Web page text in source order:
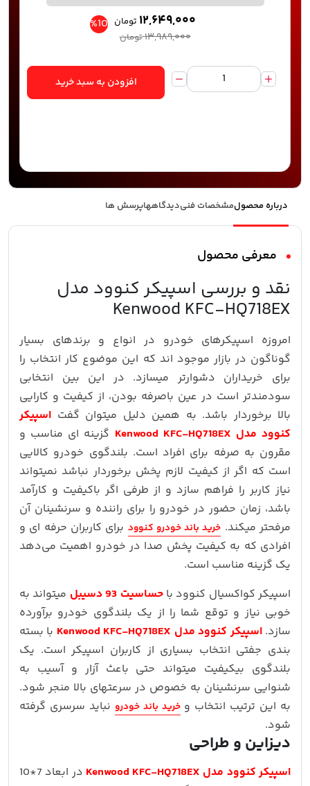
۱۲,۶۴۹,۰۰۰ تومان
۱۳,۹۸۹,۰۰۰تومان
%10
افزودن به سبد خرید
درباره محصولمشخصات فنیدیدگاههاپرسش ها
معرفی محصول
نقد و بررسی اسپیکر کنوود مدل
Kenwood KFC-HQ718EX
امروزه اسپیکرهای خودرو در انواع و برندهای بسیار
گوناگون در بازار موجود اند که این موضوع کار انتخاب را
برای خریداران دشوارتر میسازد. در این بین انتخابی
سودمندتر است در عین باصرفه بودن، از کیفیت و کارایی
بالا برخوردار باشد. به همین دلیل میتوان گفت اسپیکر
کنوود مدل Kenwood KFC-HQ718EX
گزینه ای مناسب و
مقرون به صرفه برای افراد است. بلندگوی خودرو کالایی
است که اگر از کیفیت لازم پخش برخوردار نباشد نمیتواند
نیاز کاربر را فراهم سازد و از طرفی اگر باکیفیت و کارآمد
باشد، زمان حضور در خودرو را برای راننده و سرنشینان آن
مرفحتر میکند. خرید باند خودرو کنوود برای کاربران حرفه ای و
افرادی که به کیفیت پخش صدا در خودرو اهمیت می‌دهد
یک گزینه مناسب است.
اسپیکر کواکسیال کنوود باحساسیت 93 دسیبل
میتواند به
خوبی نیاز و توقع شما را از یک بلندگوی خودرو برآورده
سازد.اسپیکر کنوود مدل Kenwood KFC-HQ718EX
با بسته
بندی جفتی انتخاب بسیاری از کاربران اسپیکر است. یک
بلندگوی بیکیفیت میتواند حتی باعث آزار و آسیب به
شنوایی سرنشینان به خصوص در سرعتهای بالا منجر شود.
به این ترتیب انتخاب وخرید باند خودرو نباید سرسری گرفته
شود.
دیزاین و طراحی
اسپیکر کنوود مدل Kenwood KFC-HQ718EX
در ابعاد 7*10